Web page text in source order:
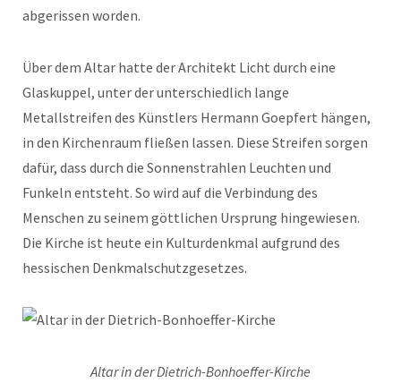
abgerissen worden.
Über dem Altar hatte der Architekt Licht durch eine
Glaskuppel, unter der unterschiedlich lange
Metallstreifen des Künstlers Hermann Goepfert hängen,
in den Kirchenraum fließen lassen. Diese Streifen sorgen
dafür, dass durch die Sonnenstrahlen Leuchten und
Funkeln entsteht. So wird auf die Verbindung des
Menschen zu seinem göttlichen Ursprung hingewiesen.
Die Kirche ist heute ein Kulturdenkmal aufgrund des
hessischen Denkmalschutzgesetzes.
Altar in der Dietrich-Bonhoeffer-Kirche